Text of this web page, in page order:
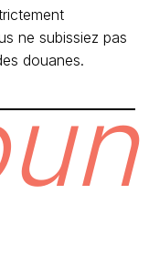
ne subissiez pas
douanes.